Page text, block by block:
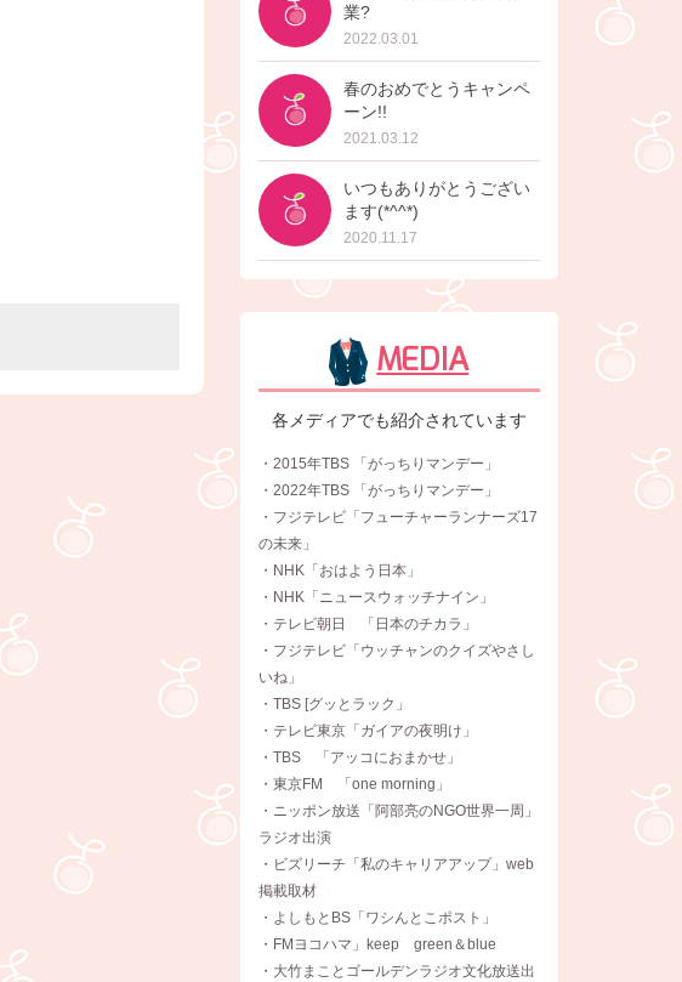
業?
2022.03.01
春のおめでとうキャンペ
ーン!!
2021.03.12
いつもありがとうござい
ます(*^^*)
2020.11.17
MEDIA
各メディアでも紹介されています
・2015年TBS 「がっちりマンデー」
・2022年TBS 「がっちりマンデー」
・フジテレビ「フューチャーランナーズ17
の未来」
・NHK「おはよう日本」
・NHK「ニュースウォッチナイン」
・テレビ朝日 「日本のチカラ」
・フジテレビ「ウッチャンのクイズやさし
いね」
・TBS [グッとラック」
・テレビ東京「ガイアの夜明け」
・TBS 「アッコにおまかせ」
・東京FM 「one morning」
・ニッポン放送「阿部亮のNGO世界一周」
ラジオ出演
・ビズリーチ「私のキャリアアップ」web
掲載取材
・よしもとBS「ワシんとこポスト」
・FMヨコハマ」keep green＆blue
・大竹まことゴールデンラジオ文化放送出